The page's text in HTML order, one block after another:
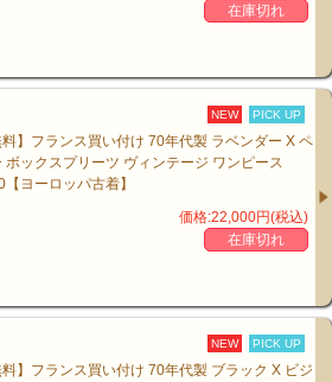
在庫切れ
NEW PICK UP
料】フランス買い付け 70年代製 ラベンダー X ペ
ボックスプリーツ ヴィンテージ ワンピース
ヨーロッパ古着】
価格:22,000円(税込)
在庫切れ
NEW PICK UP
料】フランス買い付け 70年代製 ブラック X ビジ